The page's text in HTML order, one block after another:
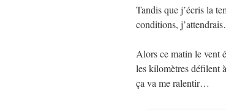
Tandis que j’écris la
conditions,
Alors ce matin le vent
les kilomètres défilent
ça va me ralentir…